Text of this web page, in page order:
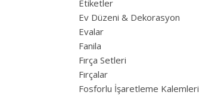
Etiketler
Ev Düzeni & Dekorasyon
Evalar
Fanila
Fırça Setleri
Fırçalar
Fosforlu İşaretleme Kalemleri